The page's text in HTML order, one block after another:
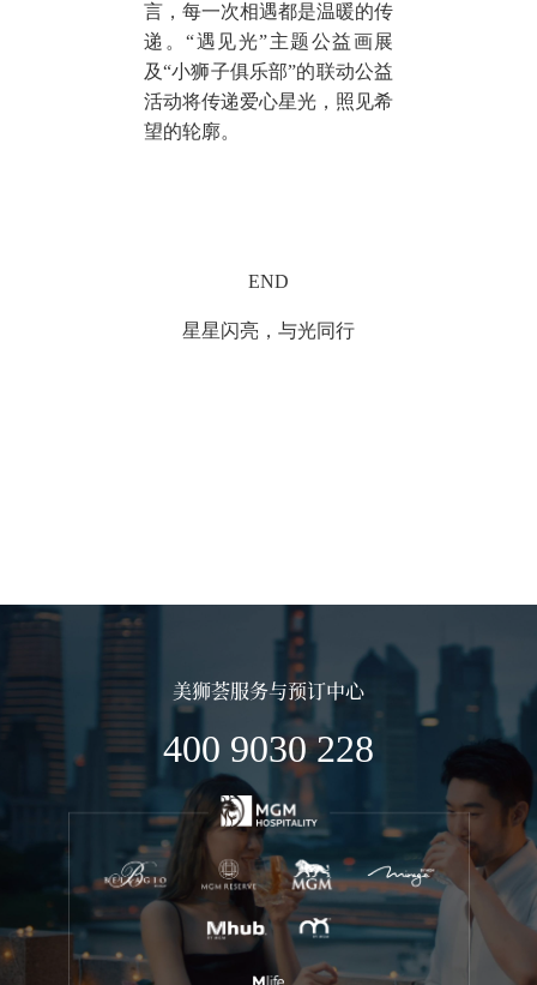
言，每一次相遇都是温暖的传
递。“遇见光”主题公益画展
及“小狮子俱乐部”的联动公益
活动将传递爱心星光，照见希
望的轮廓。
END
星星闪亮，与光同行
美狮荟服务与预订中心
400 9030 228